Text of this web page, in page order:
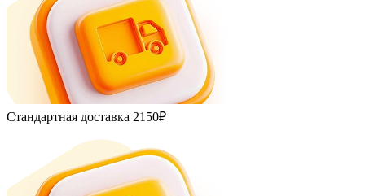
Стандартная доставка 2150₽